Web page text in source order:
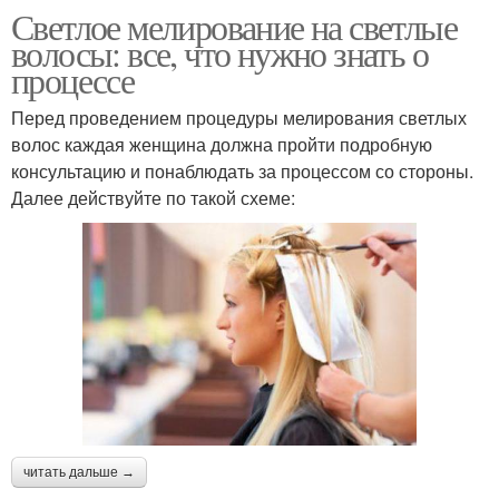
Светлое мелирование на светлые
волосы: все, что нужно знать о
процессе
Перед проведением процедуры мелирования светлых
волос каждая женщина должна пройти подробную
консультацию и понаблюдать за процессом со стороны.
Далее действуйте по такой схеме:
читать дальше →